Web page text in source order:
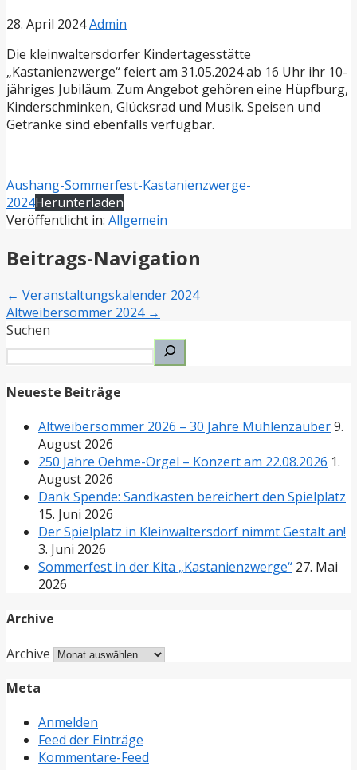
28. April 2024Admin
Die kleinwaltersdorfer Kindertagesstätte
„Kastanienzwerge“ feiert am 31.05.2024 ab 16 Uhr ihr 10-
jähriges Jubiläum. Zum Angebot gehören eine Hüpfburg,
Kinderschminken, Glücksrad und Musik. Speisen und
Getränke sind ebenfalls verfügbar.
Aushang-Sommerfest-Kastanienzwerge-
2024Herunterladen
Veröffentlicht in: Allgemein
Beitrags-Navigation
← Veranstaltungskalender 2024
Altweibersommer 2024 →
Suchen
Neueste Beiträge
Altweibersommer 2026 – 30 Jahre Mühlenzauber9.
August 2026
250 Jahre Oehme-Orgel – Konzert am 22.08.2026 1.
August 2026
Dank Spende: Sandkasten bereichert den Spielplatz
15. Juni 2026
Der Spielplatz in Kleinwaltersdorf nimmt Gestalt an!
3. Juni 2026
Sommerfest in der Kita „Kastanienzwerge“ 27. Mai
2026
Archive
Archive
Meta
Anmelden
Feed der Einträge
Kommentare-Feed